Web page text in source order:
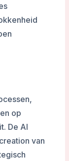
op
De AI
van